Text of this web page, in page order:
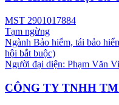
MST 2901017884
Tạm ngừng
Ngành Bảo hiểm, tái bảo
hội bắt buộc)
Người đại diện: Phạm Văn
CÔNG TY TNHH